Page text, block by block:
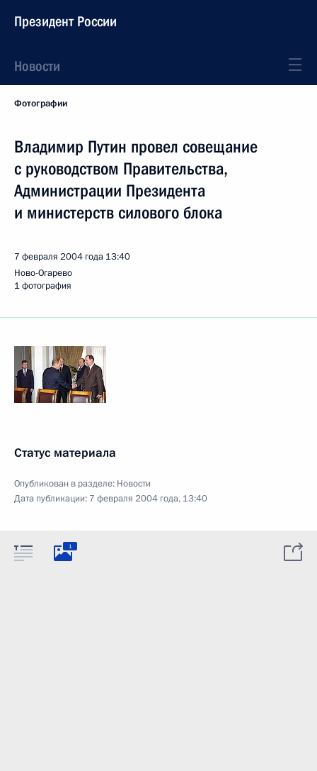
Президент России
Новости
Фотографии
Владимир Путин провел совещание
с руководством Правительства,
Администрации Президента
и министерств силового блока
7 февраля 2004 года 13:40
Ново-Огарево
1 фотография
Статус материала
Опубликован в разделе: Новости
Дата публикации: 7 февраля 2004 года, 13:40
1